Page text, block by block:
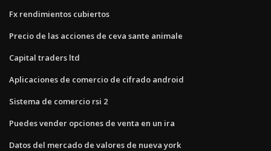
Fx rendimientos cubiertos
Precio de las acciones de ceva sante animale
Capital traders ltd
Aplicaciones de comercio de cifrado android
Sistema de comercio rsi 2
Puedes vender opciones de venta en un ira
Datos del mercado de valores de nueva york